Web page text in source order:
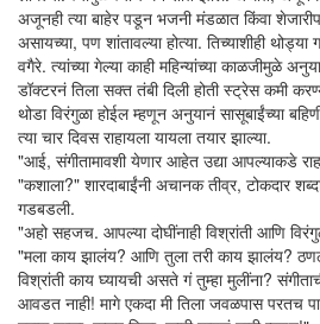
अजूनही त्या बाहेर पडून भजनी मंडळात किंवा
असायच्या, पण शांतावल्या होत्या. तिच्याशीही थोड्या
वगैरे. त्यांच्या गेल्या काही महिन्यांच्या काळजीमुळे
डॉक्टरनं तिला सक्त तंबी दिली होती स्ट्रेस कमी
थोडा विरंगुळा होईल म्हणून अनुयानं सासूबाईंच्या
त्या चार दिवस राहायला यायला तयार झाल्या.
"आई, संगीतामावशी येणार आहेत उद्या आपल्याकडे
"कशाला?" शारदाबाईंनी अचानक तीव्र, टोकदार
गडबडली.
"अहो सहजच. आपल्या दोघींनाही विश्रांती आणि
"मला काय झालंय? आणि तुला तरी काय झालंय?
विश्रांती काय घ्यायची असते गं तुम्हा मुलींना?
आवडत नाही! मागे एकदा मी तिला जवळपास परतच